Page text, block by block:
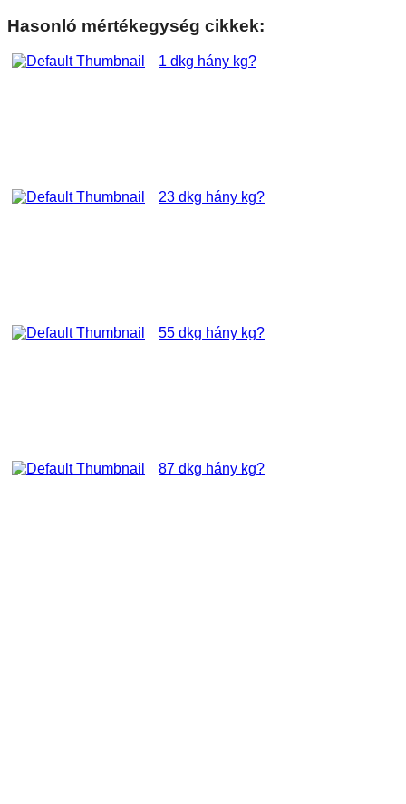
Hasonló mértékegység cikkek:
1 dkg hány kg?
23 dkg hány kg?
55 dkg hány kg?
87 dkg hány kg?